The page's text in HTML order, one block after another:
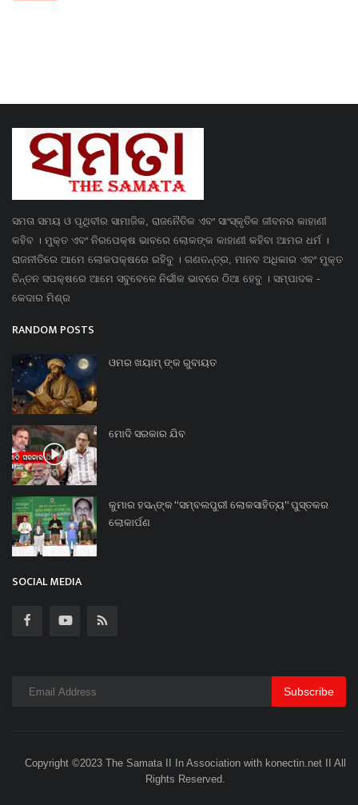
ସମତା ସମୟ ଓ ପୃଥିବୀର ସାମାଜିକ, ରାଜନୈତିକ ଏବଂ ସାଂସ୍କୃତିକ ଜୀବନର କାହାଣୀ
କହିବ । ମୁକ୍ତ ଏବଂ ନିରପେକ୍ଷ ଭାବରେ ଲୋକଙ୍କ କାହାଣୀ କହିବା ଆମର ଧର୍ମ ।
ରାଜନୀତିରେ ଆମେ ଲୋକପକ୍ଷରେ ରହିବୁ । ଗଣତନ୍ତ୍ର, ମାନବ ଅଧିକାର ଏବଂ ମୁକ୍ତ
ଚିନ୍ତନ ସପକ୍ଷରେ ଆମେ ସବୁବେଳେ ନିର୍ଭୀକ ଭାବରେ ଠିଆ ହେବୁ । ସମ୍ପାଦକ -
କେଦାର ମିଶ୍ର
RANDOM POSTS
ଓମର ଖୟାମ୍ ଙ୍କ ରୁବାୟତ
ମୋଦି ସରକାର ଯିବ
କୁମାର ହସନ୍‌ଙ୍କ “ସମ୍ବଲପୁରୀ ଲୋକସାହିତ୍ୟ” ପୁସ୍ତକର
ଲୋକାର୍ପଣ
SOCIAL MEDIA
Subscribe
Copyright ©2023 The Samata II In Association with konectin.net II All
Rights Reserved.